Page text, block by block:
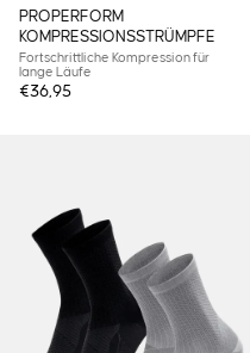
PROPERFORM
KOMPRESSIONSSTRÜMPFE
Fortschrittliche Kompression für
lange Läufe
€36,95